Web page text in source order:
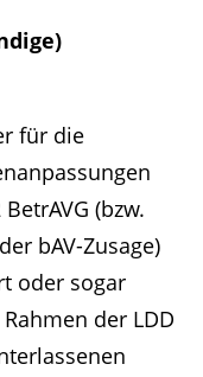
für die
(bzw.
bAV-Zusage)
oder sogar
der LDD